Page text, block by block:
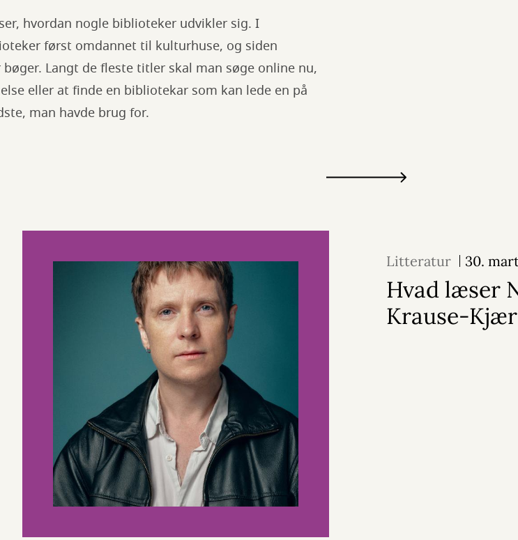
hvordan nogle biblioteker udvikler sig. I
først omdannet til kulturhuse, og siden
Langt de fleste titler skal man søge online nu,
eller at finde en bibliotekar som kan lede en på
man havde brug for.
Litteratur 30.
Hvad læser
Krause-